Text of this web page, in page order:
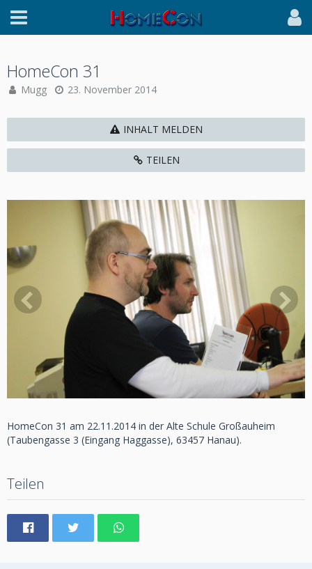
HomeCon 31
Mugg 23. November 2014
INHALT MELDEN
TEILEN
HomeCon 31 am 22.11.2014 in der Alte Schule Großauheim
(Taubengasse 3 (Eingang Haggasse), 63457 Hanau).
Teilen